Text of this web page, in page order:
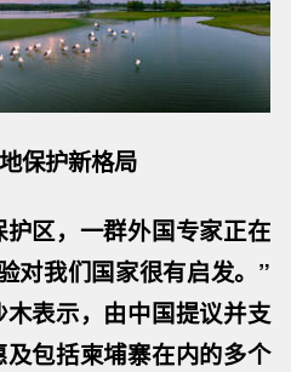
保护新格局
区，一群外国专家正在
对我们国家很有启发。”
表示，由中国提议并支
包括柬埔寨在内的多个